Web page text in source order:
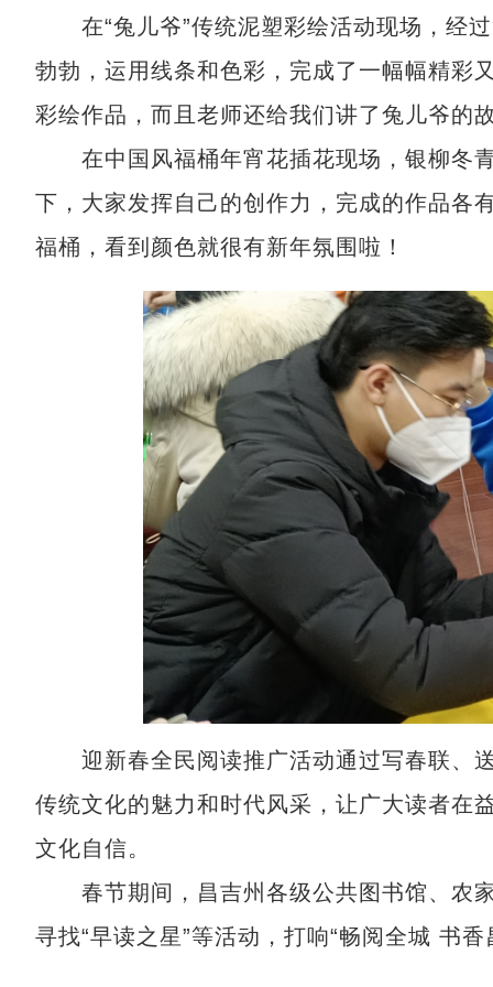
在“兔儿爷”传统泥塑彩绘活动现场，经过
勃勃，运用线条和色彩，完成了一幅幅精彩
彩绘作品，而且老师还给我们讲了兔儿爷的
在中国风福桶年宵花插花现场，银柳冬
下，大家发挥自己的创作力，完成的作品各
福桶，看到颜色就很有新年氛围啦！
迎新春全民阅读推广活动通过写春联、
传统文化的魅力和时代风采，让广大读者在
文化自信。
春节期间，昌吉州各级公共图书馆、农
寻找“早读之星”等活动，打响“畅阅全城 书香